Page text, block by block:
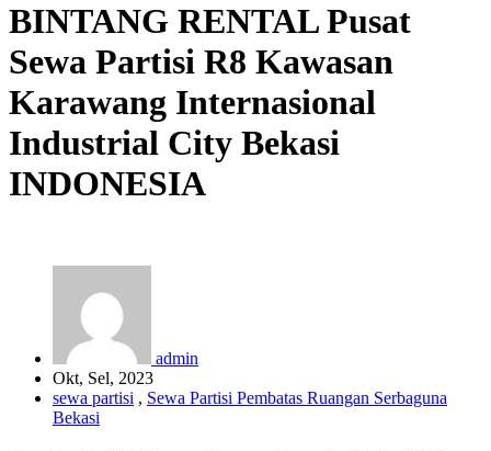
BINTANG RENTALPusat
Sewa Partisi R8 Kawasan
Karawang Internasional
Industrial City Bekasi
INDONESIA
admin
Okt, Sel, 2023
sewa partisi , Sewa Partisi Pembatas Ruangan Serbaguna
Bekasi